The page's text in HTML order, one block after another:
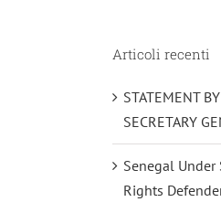
Articoli recenti
STATEMENT
SECRETARY
Senegal Under
Rights